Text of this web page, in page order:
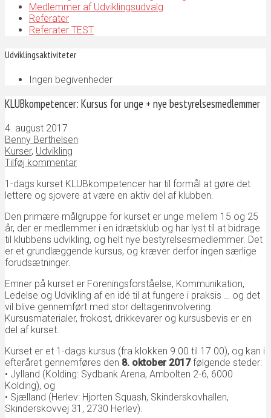
Medlemmer af Udviklingsudvalg
Referater
Referater TEST
Udviklingsaktiviteter
Ingen begivenheder
KLUBkompetencer: Kursus for unge + nye bestyrelsesmedlemmer
4. august 2017
Benny Berthelsen
Kurser, Udvikling
Tilføj kommentar
1-dags kurset KLUBkompetencer har til formål at gøre det
lettere og sjovere at være en aktiv del af klubben.
Den primære målgruppe for kurset er unge mellem 15 og 25
år, der er medlemmer i en idrætsklub og har lyst til at bidrage
til klubbens udvikling, og helt nye bestyrelsesmedlemmer. Det
er et grundlæggende kursus, og kræver derfor ingen særlige
forudsætninger.
Emner på kurset er Foreningsforståelse, Kommunikation,
Ledelse og Udvikling af en idé til at fungere i praksis … og det
vil blive gennemført med stor deltagerinvolvering.
Kursusmaterialer, frokost, drikkevarer og kursusbevis er en
del af kurset.
Kurset er et 1-dags kursus (fra klokken 9.00 til 17.00), og kan i
efteråret gennemføres den 8. oktober 2017følgende steder:
• Jylland (Kolding: Sydbank Arena, Ambolten 2-6, 6000
Kolding), og
• Sjælland (Herlev: Hjorten Squash, Skinderskovhallen,
Skinderskovvej 31, 2730 Herlev).